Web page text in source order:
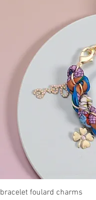
bracelet foulard charms